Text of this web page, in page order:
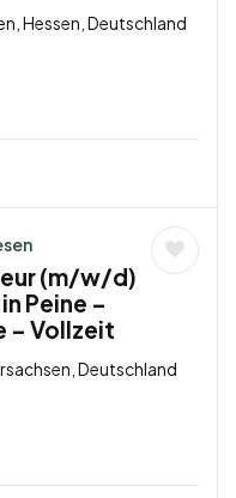
Hessen, Deutschland
(m/w/d)
Peine –
– Vollzeit
Deutschland